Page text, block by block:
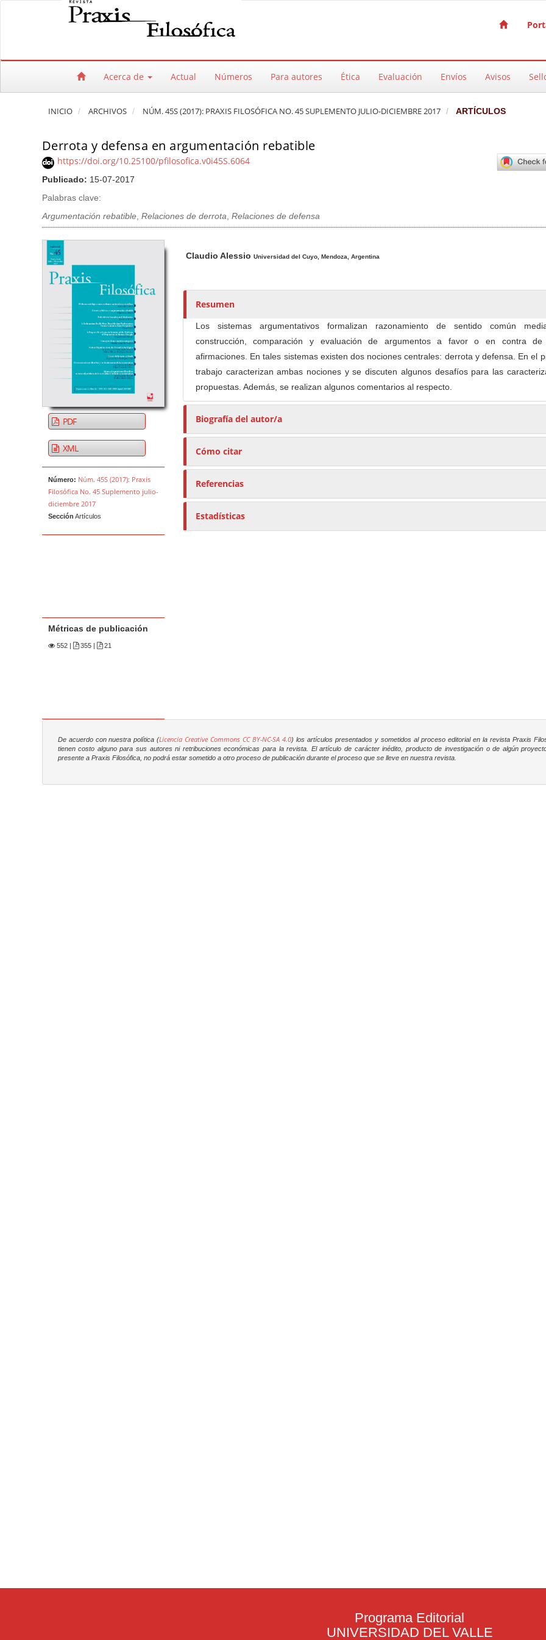
Salto rápido al contenido de la página
Navegación principal
Acerca de Actual Números Para autores Ética Evaluación Envíos Avisos
INICIO ARCHIVOS NÚM. 45S (2017): PRAXIS FILOSÓFICA NO. 45 SUPLEMENTO JULIO-DICIEMBRE 2017 ARTÍCULOS
Derrota y defensa en argumentación rebatible
https://doi.org/10.25100/pfilosofica.v0i45S.6064
Publicado: 15-07-2017
Palabras clave:
Argumentación rebatible, Relaciones de derrota, Relaciones de defensa
Barra lateral del artículo
PDF
XML
Número: Núm. 45S (2017): Praxis
Filosófica No. 45 Suplemento julio-
diciembre 2017
Sección Artículos
Métricas de publicación
552| 355 | 21
u
o
e
Claudio Alessio Universidad del Cuyo, Mendoza, Argentina
Resumen
Los sistemas argumentativos formalizan razonamiento de sentido común
construcción, comparación y evaluación de argumentos a favor o en contra de
afirmaciones. En tales sistemas existen dos nociones centrales: derrota y defensa. En el
trabajo caracterizan ambas nociones y se discuten algunos desafíos para las
propuestas. Además, se realizan algunos comentarios al respecto.
Biografía del autor/a
Cómo citar
Referencias
Estadísticas
De acuerdo con nuestra política (Licencia Creative Commons CC BY-NC-SA 4.0) los artículos presentados y sometidos al proceso editorial en la revista Praxis
tienen costo alguno para sus autores ni retribuciones económicas para la revista. El artículo de carácter inédito, producto de investigación o de algún
presente a Praxis Filosófica, no podrá estar sometido a otro proceso de publicación durante el proceso que se lleve en nuestra revista.
Programa Editorial
UNIVERSIDAD DEL VALLE